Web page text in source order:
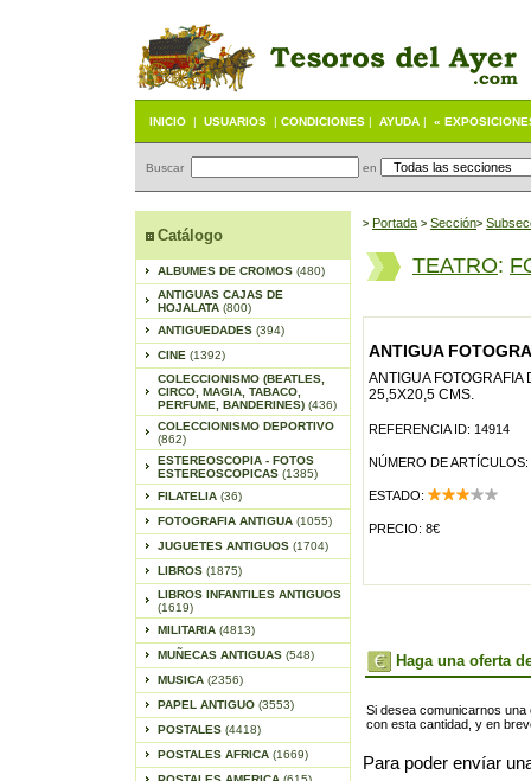
INICIO | USUARIOS | CONDICIONES | AYUDA | «
Buscar en
Catálogo
ALBUMES DE CROMOS (480)
ANTIGUAS CAJAS DE
HOJALATA (800)
ANTIGUEDADES (394)
CINE (1392)
COLECCIONISMO (BEATLES,
CIRCO, MAGIA, TABACO,
PERFUME, BANDERINES) (436)
COLECCIONISMO DEPORTIVO
(862)
ESTEREOSCOPIA - FOTOS
ESTEREOSCOPICAS (1385)
FILATELIA (36)
FOTOGRAFIA ANTIGUA (1055)
JUGUETES ANTIGUOS (1704)
LIBROS (1875)
LIBROS INFANTILES ANTIGUOS
(1619)
MILITARIA (4813)
MUÑECAS ANTIGUAS (548)
MUSICA (2356)
PAPEL ANTIGUO (3553)
POSTALES (4418)
POSTALES AFRICA (1669)
> Portada > Sección>
TEATRO:
ANTIGUA
ANTIGUA
25,5X20,5 CMS.
REFERENCIA ID: 14914
NÚMERO DE ARTÍCULOS:
ESTADO:
PRECIO: 8€
Haga una oferta
Si desea comunicarnos
con esta cantidad, y en
Para poder envíar